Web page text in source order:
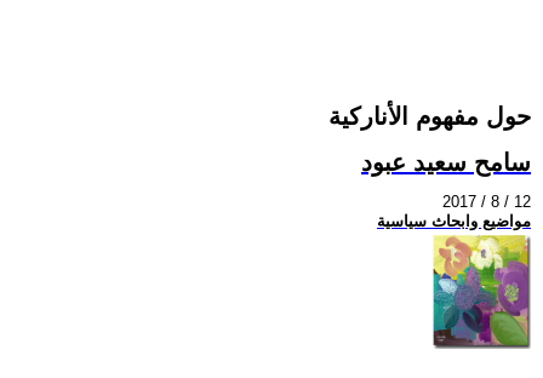
حول مفهوم الأناركية
سامح سعيد عبود
2017 / 8 / 12
مواضيع وابحاث سياسية